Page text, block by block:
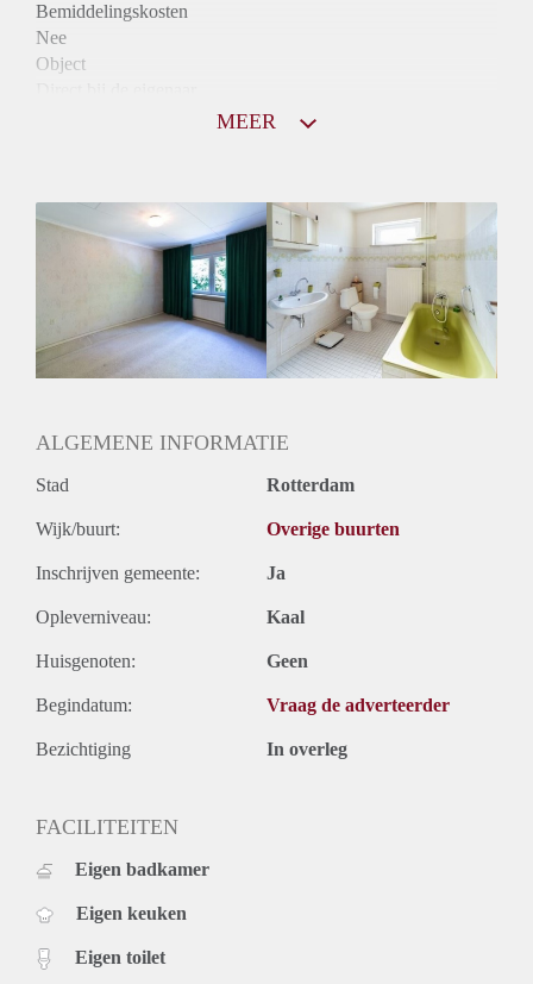
Bemiddelingskosten
Nee
Object
Huurtoeslag
Niet mogelijk
Huurtermijn
Onbepaalde termijn
Oplevering
MEER
ALGEMENE INFORMATIE
Stad Rotterdam
Wijk/buurt: Overige buurten
Inschrijven gemeente: Ja
Opleverniveau: Kaal
Huisgenoten: Geen
Begindatum: Vraag de adverteerder
Bezichtiging In overleg
FACILITEITEN
Eigen badkamer
Eigen keuken
Eigen toilet